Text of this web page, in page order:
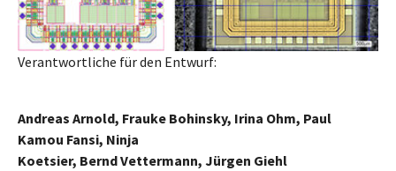
Verantwortliche für den Entwurf:
Andreas Arnold, Frauke Bohinsky, Irina Ohm, Paul
Kamou Fansi, Ninja
Koetsier, Bernd Vettermann, Jürgen Giehl